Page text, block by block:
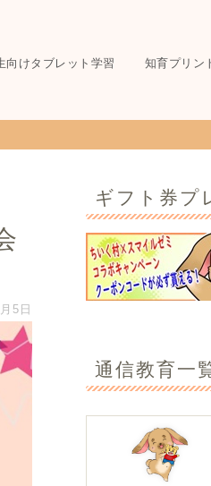
向けタブレット学習 知育プリン
5日
ギフト券プ
通信教育一